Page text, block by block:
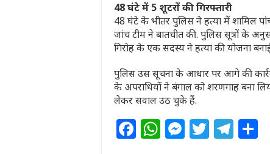
48 घंटे में 5 शूटरों की गिरफ्तारी
48 घंटे के भीतर पुलिस ने हत्या में शामिल
जांच टीम ने बातचीत की. पुलिस सूत्रों के
गिरोह के एक सदस्य ने हत्या की योजना
पुलिस उस सूचना के आधार पर आगे की
के अपराधियों ने बंगाल को शरणगाह बना
लेकर सवाल उठ चुके हैं.
F W M T T